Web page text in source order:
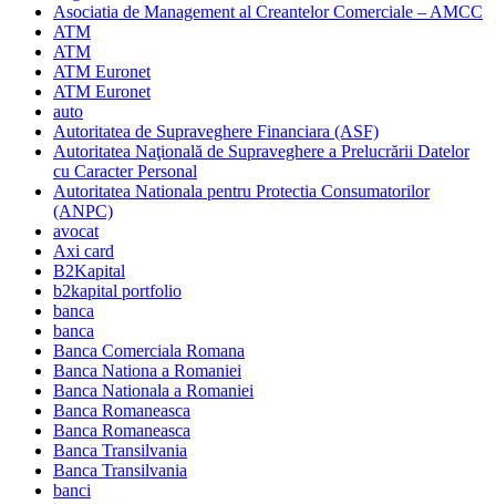
Asociatia de Management al Creantelor Comerciale – AMCC
ATM
ATM
ATM Euronet
ATM Euronet
auto
Autoritatea de Supraveghere Financiara (ASF)
Autoritatea Naţională de Supraveghere a Prelucrării Datelor
cu Caracter Personal
Autoritatea Nationala pentru Protectia Consumatorilor
(ANPC)
avocat
Axi card
B2Kapital
b2kapital portfolio
banca
banca
Banca Comerciala Romana
Banca Nationa a Romaniei
Banca Nationala a Romaniei
Banca Romaneasca
Banca Romaneasca
Banca Transilvania
Banca Transilvania
banci